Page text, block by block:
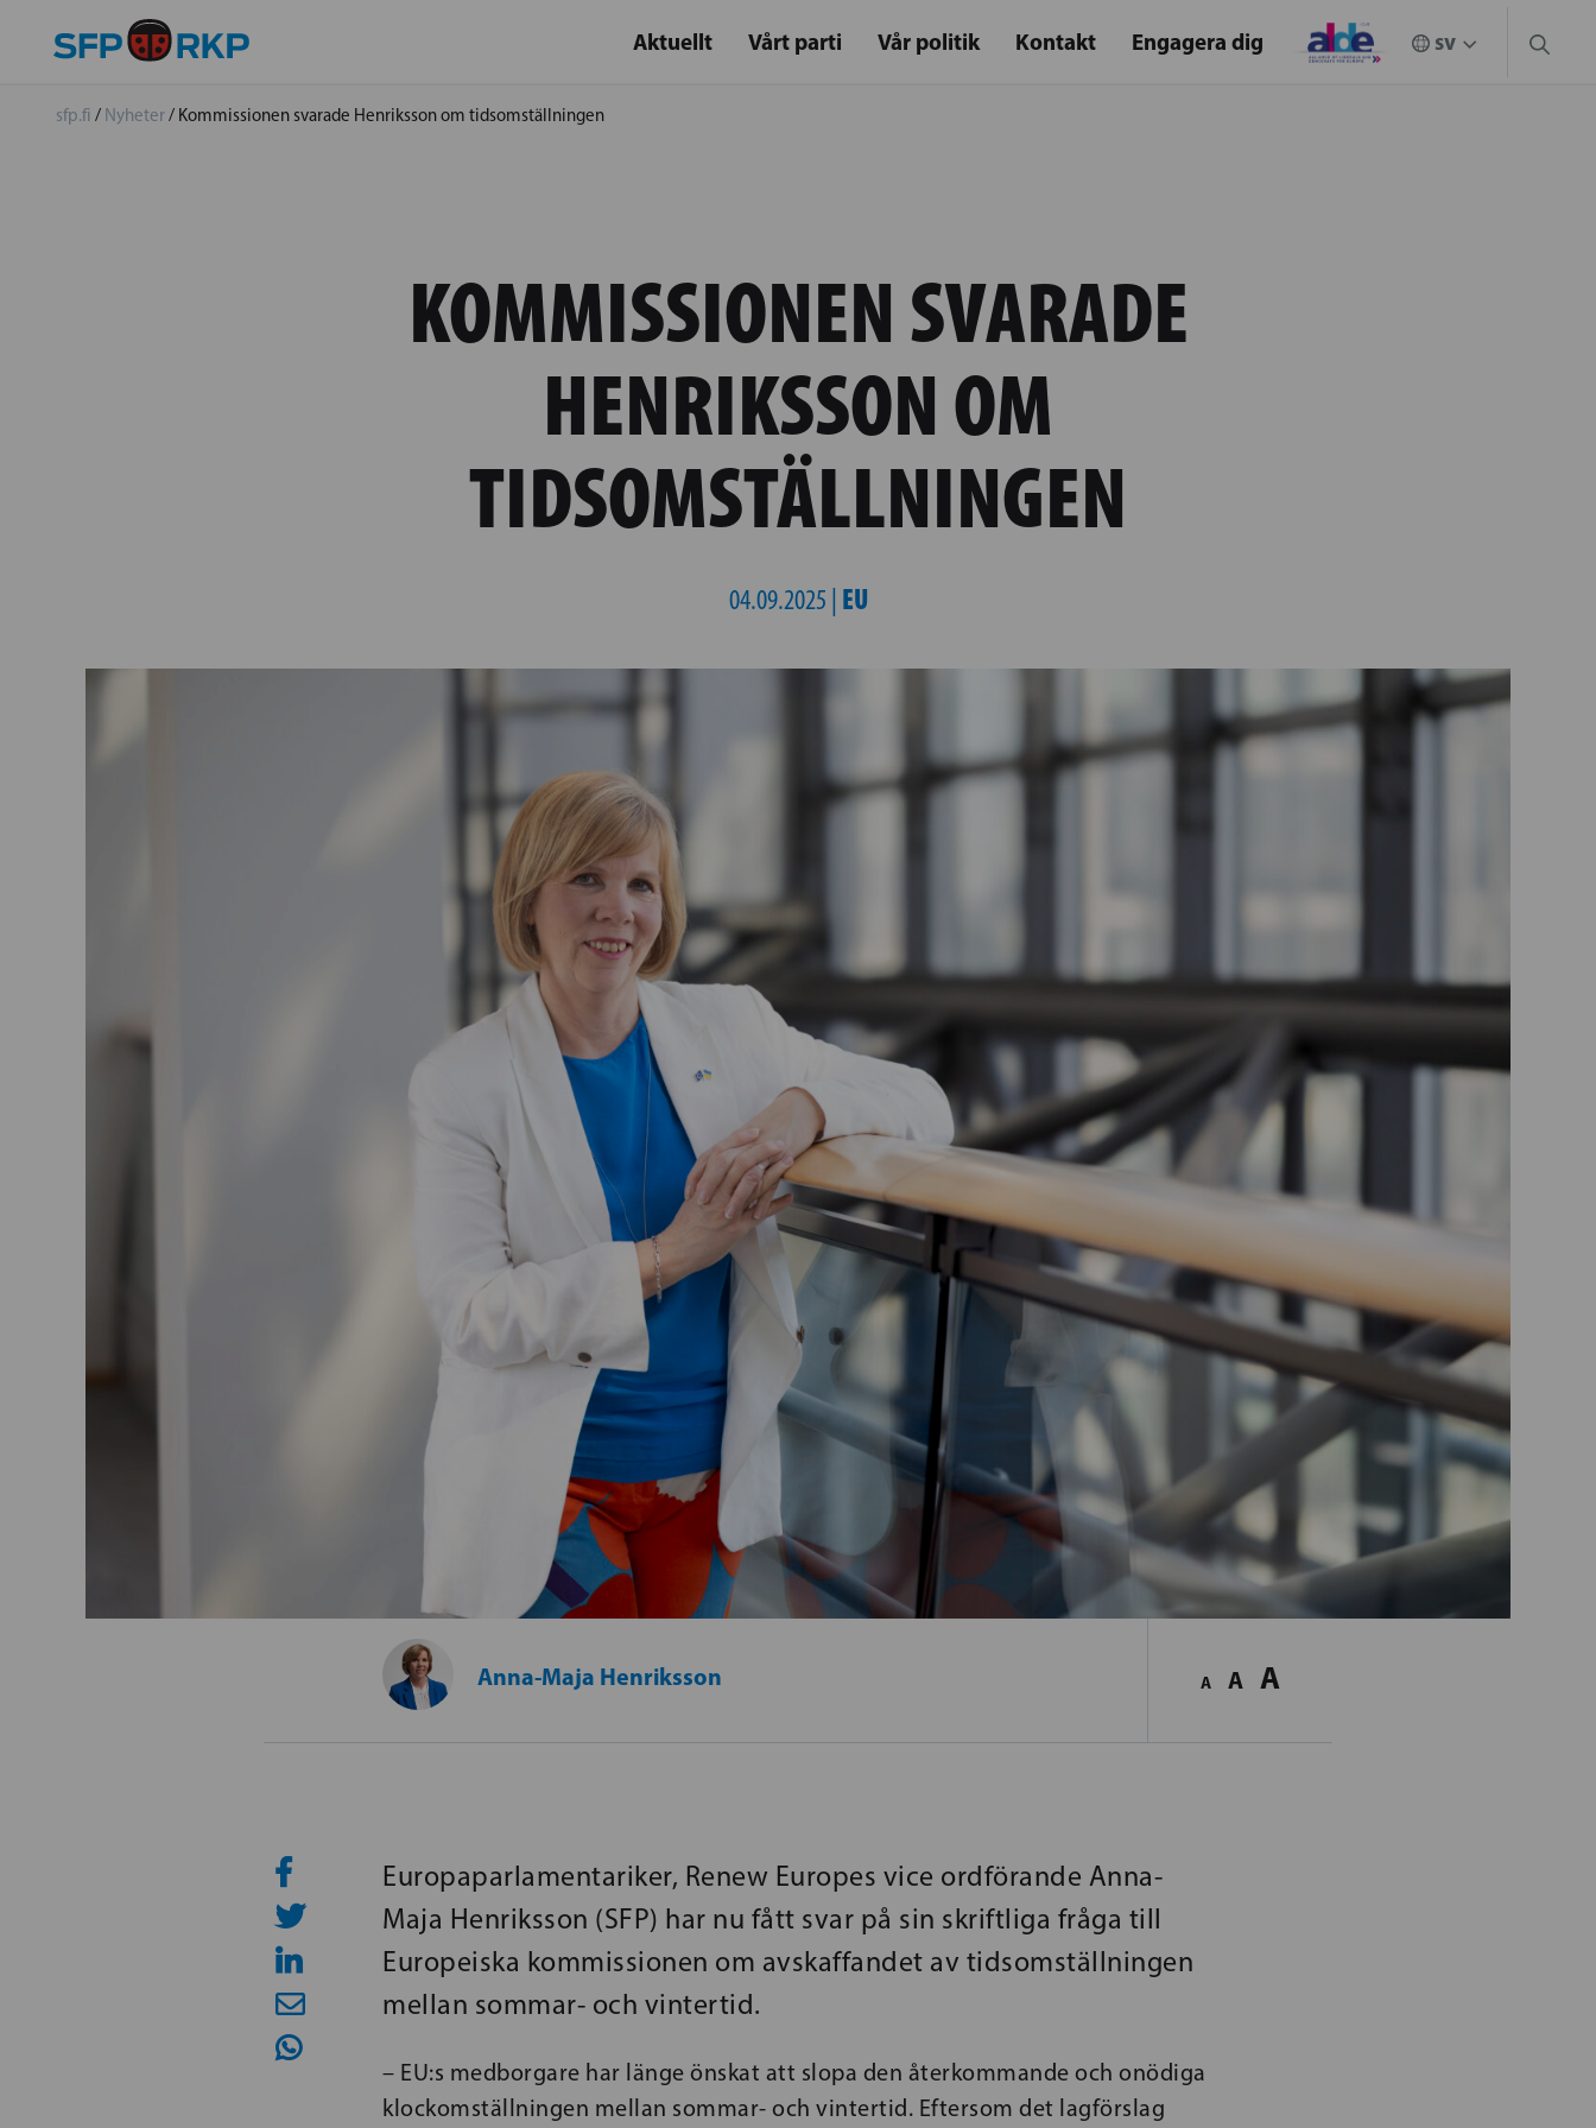
Aktuellt Vårt parti Vår politik Kontakt Engagera dig
sfp.fi / Nyheter/ Kommissionen svarade Henriksson om tidsomställningen
KOMMISSIONEN SVARADE
HENRIKSSON OM
TIDSOMSTÄLLNINGEN
04.09.2025 | EU
Anna-Maja Henriksson A A A
Europaparlamentariker, Renew Europes vice ordförande Anna-
Maja Henriksson (SFP) har nu fått svar på sin skriftliga fråga till
Europeiska kommissionen om avskaffandet av tidsomställningen
mellan sommar- och vintertid.
– EU:s medborgare har länge önskat att slopa den återkommande och onödiga
klockomställningen mellan sommar- och vintertid. Eftersom det lagförslag